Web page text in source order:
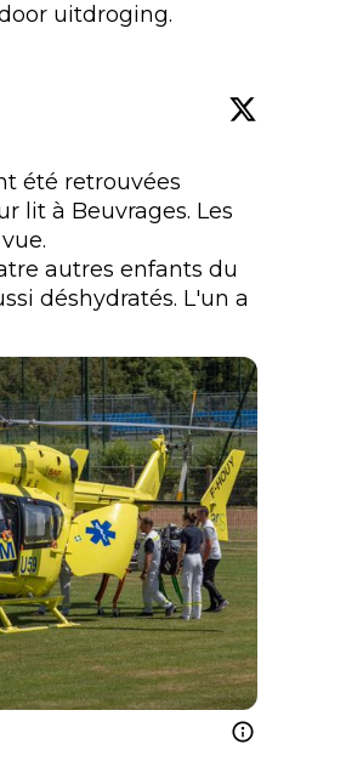
uitdroging.
été retrouvées
lit à Beuvrages. Les
autres enfants du
déshydratés. L'un a